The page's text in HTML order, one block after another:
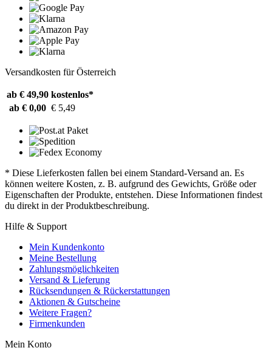
Versandkosten für Österreich
ab € 49,90 kostenlos*
ab € 0,00 € 5,49
* Diese Lieferkosten fallen bei einem Standard-Versand an. Es
können weitere Kosten, z. B. aufgrund des Gewichts, Größe oder
Eigenschaften der Produkte, entstehen. Diese Informationen findest
du direkt in der Produktbeschreibung.
Hilfe & Support
Mein Kundenkonto
Meine Bestellung
Zahlungsmöglichkeiten
Versand & Lieferung
Rücksendungen & Rückerstattungen
Aktionen & Gutscheine
Weitere Fragen?
Firmenkunden
Mein Konto